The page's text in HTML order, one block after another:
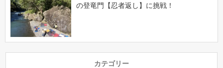
の登竜門【忍者返し】に挑戦！
カテゴリー